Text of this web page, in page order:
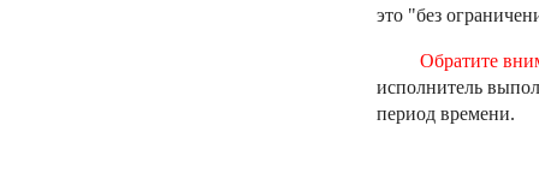
это "без
Обратите
исполнитель
период времени.